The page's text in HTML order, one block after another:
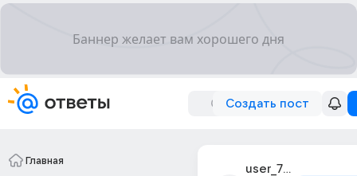
Создать пост
Главная
user_72434791